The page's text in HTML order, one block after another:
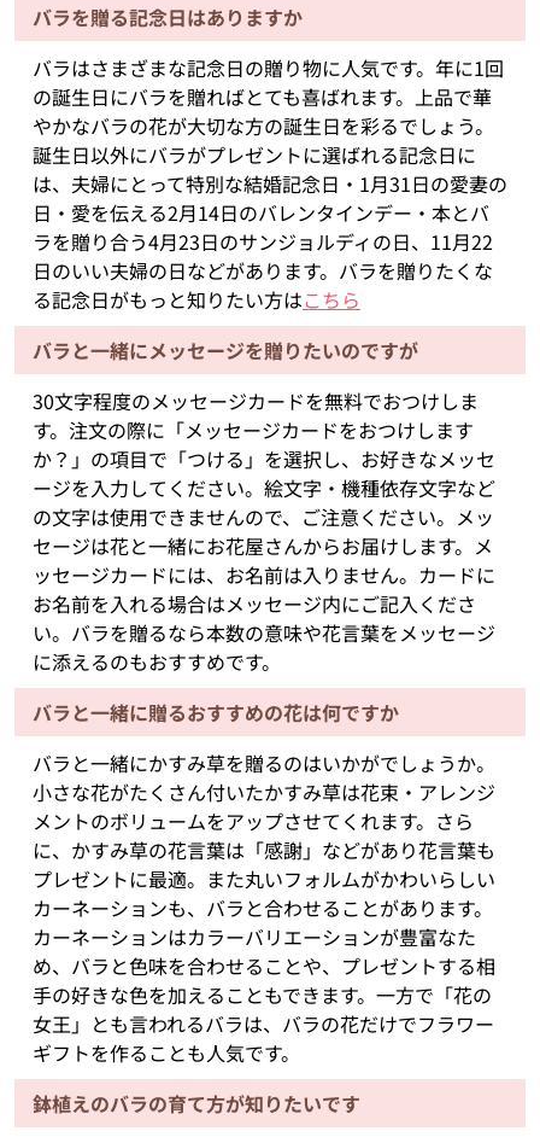
バラを贈る記念日はありますか
バラはさまざまな記念日の贈り物に人気です。年に1回
の誕生日にバラを贈ればとても喜ばれます。上品で華
やかなバラの花が大切な方の誕生日を彩るでしょう。
誕生日以外にバラがプレゼントに選ばれる記念日に
は、夫婦にとって特別な結婚記念日・1月31日の愛妻の
日・愛を伝える2月14日のバレンタインデー・本とバ
ラを贈り合う4月23日のサンジョルディの日、11月22
日のいい夫婦の日などがあります。バラを贈りたくな
る記念日がもっと知りたい方はこちら
バラと一緒にメッセージを贈りたいのですが
30文字程度のメッセージカードを無料でおつけしま
す。注文の際に「メッセージカードをおつけします
か？」の項目で「つける」を選択し、お好きなメッセ
ージを入力してください。絵文字・機種依存文字など
の文字は使用できませんので、ご注意ください。メッ
セージは花と一緒にお花屋さんからお届けします。メ
ッセージカードには、お名前は入りません。カードに
お名前を入れる場合はメッセージ内にご記入くださ
い。バラを贈るなら本数の意味や花言葉をメッセージ
に添えるのもおすすめです。
バラと一緒に贈るおすすめの花は何ですか
バラと一緒にかすみ草を贈るのはいかがでしょうか。
小さな花がたくさん付いたかすみ草は花束・アレンジ
メントのボリュームをアップさせてくれます。さら
に、かすみ草の花言葉は「感謝」などがあり花言葉も
プレゼントに最適。また丸いフォルムがかわいらしい
カーネーションも、バラと合わせることがあります。
カーネーションはカラーバリエーションが豊富なた
め、バラと色味を合わせることや、プレゼントする相
手の好きな色を加えることもできます。一方で「花の
女王」とも言われるバラは、バラの花だけでフラワー
ギフトを作ることも人気です。
鉢植えのバラの育て方が知りたいです